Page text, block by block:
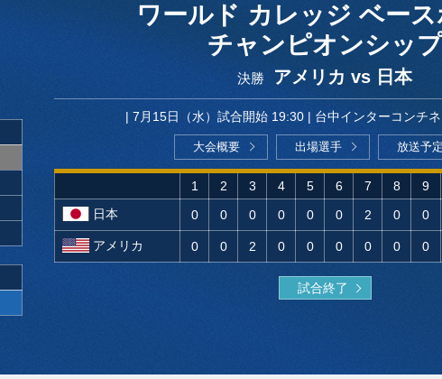
ワールド カレッジ ベー
チャンピオンシップ
決勝 アメリカ vs 日本
7月15日（水）試合開始 19:30 台中インターコンチ
大会概要 出場選手 放送予定
1 2 3 4 5 6 7 8 9
日本
0 0 0 0 0 0 2 0 0
アメリカ 0 0 2 0 0 0 0 0 0
試合終了